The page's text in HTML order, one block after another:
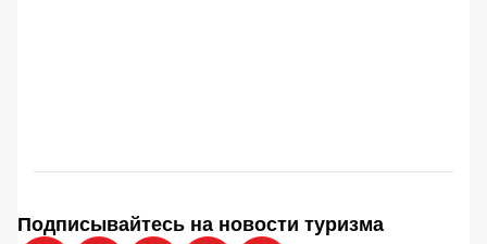
Подписывайтесь на новости туризма